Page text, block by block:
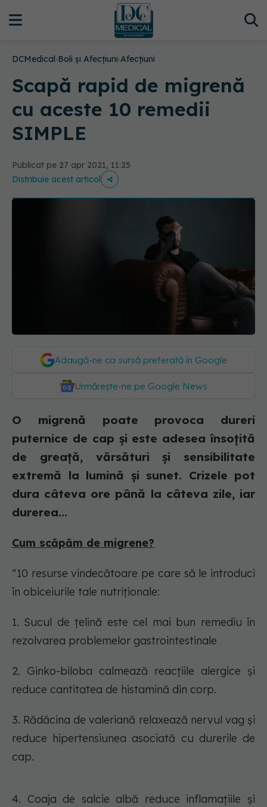
DCMedical›Boli și Afecțiuni›Afecțiuni
Scapă rapid de migrenă
cu aceste 10 remedii
SIMPLE
Publicat pe 27 apr 2021, 11:25
Distribuie acest articol
Adaugă-ne ca sursă preferată în Google
Urmărește-ne pe Google News
O migrenă poate provoca dureri
puternice de cap și este adesea însoțită
de greață, vărsături și sensibilitate
extremă la lumină și sunet. Crizele pot
dura câteva ore până la câteva zile, iar
durerea...
Cum scăpăm de migrene?
“10 resurse vindecătoare pe care să le introduci
în obiceiurile tale nutriționale:
1. Sucul de țelină este cel mai bun remediu în
rezolvarea problemelor gastrointestinale
2. Ginko-biloba calmează reacțiile alergice și
reduce cantitatea de histamină din corp.
3. Rădăcina de valeriană relaxează nervul vag și
reduce hipertensiunea asociată cu durerile de
cap.
4. Coaja de salcie albă reduce inflamațiile și